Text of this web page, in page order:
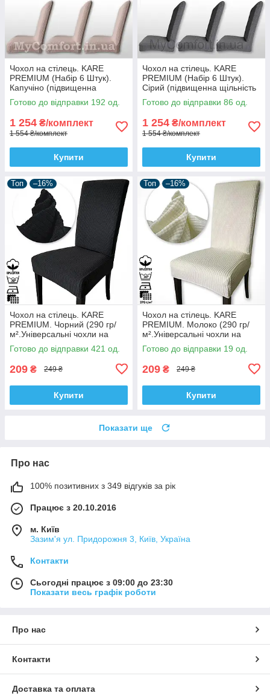
Чохол на стілець. KARE
PREMIUM (Набір 6 Штук).
Капучіно (підвищенна
щільність 290 гр/м²,
Туреччина)
Готово до відправки 192 од.
1 254 ₴/комплект
1 554 ₴/комплект
Купити
Чохол на стілець. KARE
PREMIUM (Набір 6 Штук).
Сірий (підвищенна щільність
290 гр/м², Туреччина)
Готово до відправки 86 од.
1 254 ₴/комплект
1 554 ₴/комплект
Купити
Топ –16%
Чохол на стілець. KARE
PREMIUM. Чорний (290 гр/
м².Універсальні чохли на
стільці, будь-якої форми.
XXL, Туреччина)
Готово до відправки 421 од.
209 ₴ 249 ₴
Купити
Топ –16%
Чохол на стілець. KARE
PREMIUM. Молоко (290 гр/
м².Універсальні чохли на
стільці, будь-якої форми.
XXL, Туреччина)
Готово до відправки 19 од.
209 ₴ 249 ₴
Купити
Показати ще
Про нас
100% позитивних з 349 відгуків за рік
Працює з 20.10.2016
м. Київ
Зазим'я ул. Придорожня 3, Київ, Україна
Контакти
Сьогодні працює з 09:00 до 23:30
Показати весь графік роботи
Про нас
Контакти
Доставка та оплата